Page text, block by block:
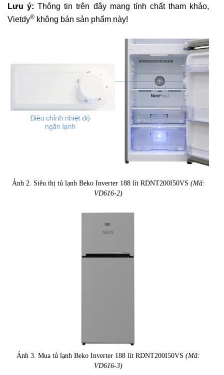
Lưu ý: Thông tin trên đây mang tính chất tham khảo,
Vietdy® không bán sản phẩm này!
Ảnh 2. Siêu thị tủ lạnh Beko Inverter 188 lít RDNT200I50VS (Mã:
VD616-2)
Ảnh 3. Mua tủ lạnh Beko Inverter 188 lít RDNT200I50VS (Mã:
VD616-3)